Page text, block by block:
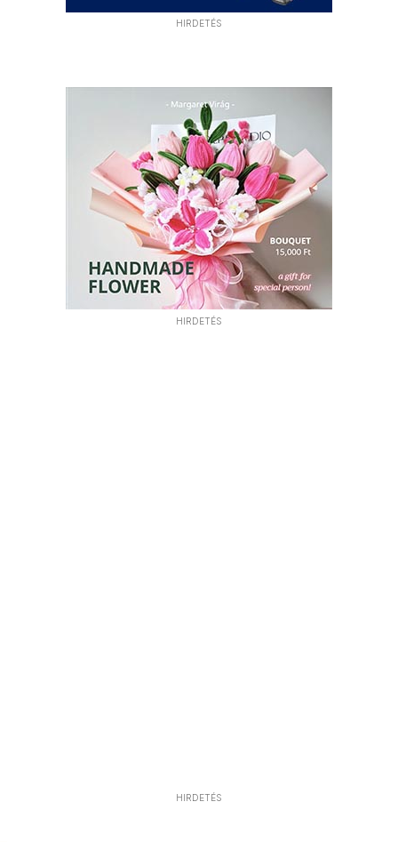
HIRDETÉS
HIRDETÉS
HIRDETÉS